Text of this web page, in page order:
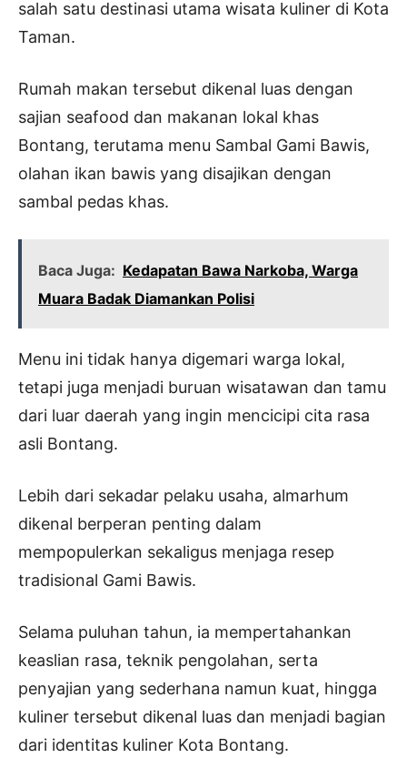
salah satu destinasi utama wisata kuliner di Kota
Taman.
Rumah makan tersebut dikenal luas dengan
sajian seafood dan makanan lokal khas
Bontang, terutama menu Sambal Gami Bawis,
olahan ikan bawis yang disajikan dengan
sambal pedas khas.
Baca Juga: Kedapatan Bawa Narkoba, Warga
Muara Badak Diamankan Polisi
Menu ini tidak hanya digemari warga lokal,
tetapi juga menjadi buruan wisatawan dan tamu
dari luar daerah yang ingin mencicipi cita rasa
asli Bontang.
Lebih dari sekadar pelaku usaha, almarhum
dikenal berperan penting dalam
mempopulerkan sekaligus menjaga resep
tradisional Gami Bawis.
Selama puluhan tahun, ia mempertahankan
keaslian rasa, teknik pengolahan, serta
penyajian yang sederhana namun kuat, hingga
kuliner tersebut dikenal luas dan menjadi bagian
dari identitas kuliner Kota Bontang.